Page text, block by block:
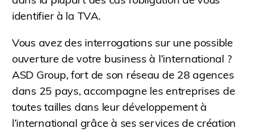
identifier à la TVA.
Vous avez des interrogations sur une possible
ouverture de votre business à l’international ?
ASD Group, fort de son réseau de 28 agences
dans 25 pays, accompagne les entreprises de
toutes tailles dans leur développement à
l’international grâce à ses services de création